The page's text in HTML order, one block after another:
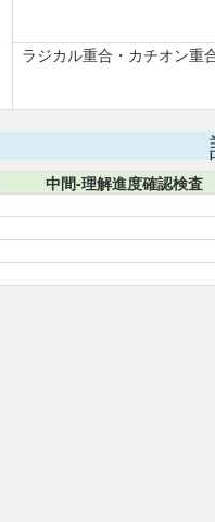
ラジカル重合・カチオン重
中間-理解進度確認検査